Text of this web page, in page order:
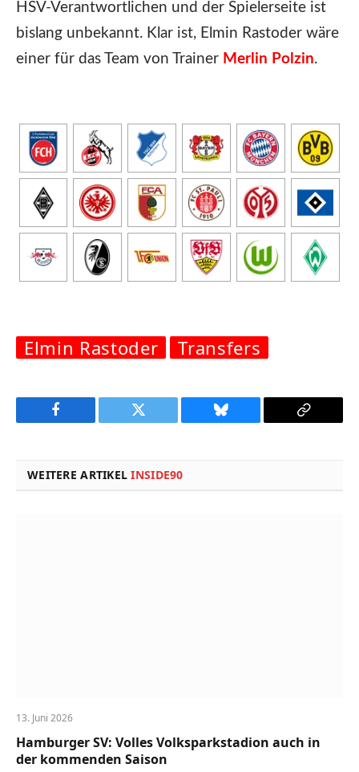
HSV-Verantwortlichen und der Spielerseite ist
bislang unbekannt. Klar ist, Elmin Rastoder wäre
einer für das Team von Trainer Merlin Polzin.
Elmin Rastoder Transfers
Facebook Twitter Bluesky
Copy
WEITERE ARTIKELINSIDE90
13. Juni 2026
Hamburger SV: Volles Volksparkstadion auch in
der kommenden Saison